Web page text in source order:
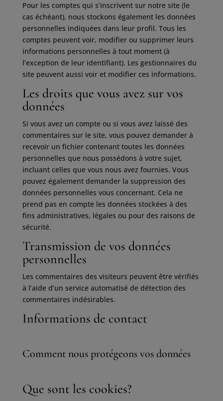
Pour les comptes qui s’inscrivent sur notre site (le
cas échéant), nous stockons également les données
personnelles indiquées dans leur profil. Tous les
comptes peuvent voir, modifier ou supprimer leurs
informations personnelles à tout moment (à
l’exception de leur identifiant). Les gestionnaires du
site peuvent aussi voir et modifier ces informations.
Les droits que vous avez sur vos
données
Si vous avez un compte ou si vous avez laissé des
commentaires sur le site, vous pouvez demander à
recevoir un fichier contenant toutes les données
personnelles que nous possédons à votre sujet,
incluant celles que vous nous avez fournies. Vous
pouvez également demander la suppression des
données personnelles vous concernant. Cela ne
prend pas en compte les données stockées à des
fins administratives, légales ou pour des raisons de
sécurité.
Transmission de vos données
personnelles
Les commentaires des visiteurs peuvent être vérifiés
à l’aide d’un service automatisé de détection des
commentaires indésirables.
Informations de contact
Comment nous protégeons vos données
Que sont les cookies?